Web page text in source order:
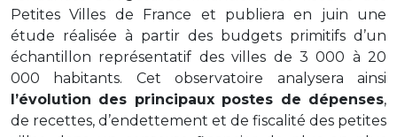
Petites Villes de France et publiera en juin une
étude réalisée à partir des budgets primitifs d’un
échantillon représentatif des villes de 3 000 à 20
000 habitants. Cet observatoire analysera ainsi
l’évolution des principaux postes de dépenses,
de recettes, d’endettement et de fiscalité des petites